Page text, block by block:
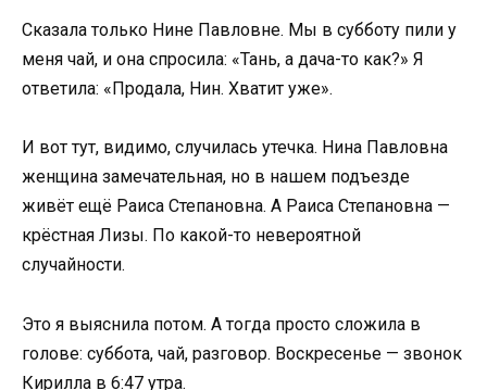
Сказала только Нине Павловне. Мы в субботу пили у
меня чай, и она спросила: «Тань, а дача-то как?» Я
ответила: «Продала, Нин. Хватит уже».
И вот тут, видимо, случилась утечка. Нина Павловна
женщина замечательная, но в нашем подъезде
живёт ещё Раиса Степановна. А Раиса Степановна —
крёстная Лизы. По какой-то невероятной
случайности.
Это я выяснила потом. А тогда просто сложила в
голове: суббота, чай, разговор. Воскресенье — звонок
Кирилла в 6:47 утра.